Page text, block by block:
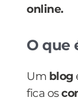
online.
O que
Um blog
fica os